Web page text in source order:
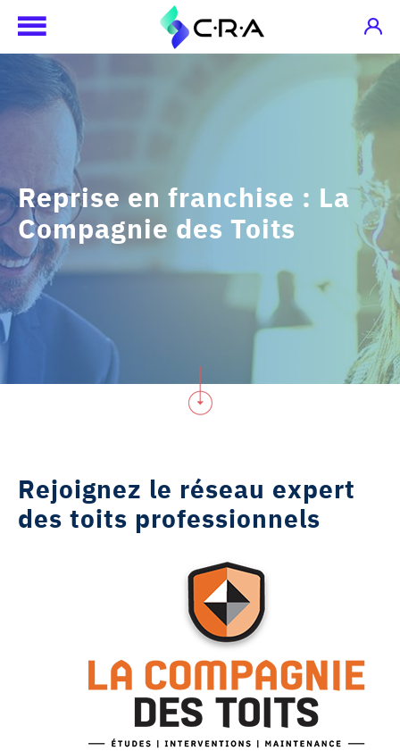
Reprise en franchise : La
Compagnie des Toits
Rejoignez le réseau expert
des toits professionnels